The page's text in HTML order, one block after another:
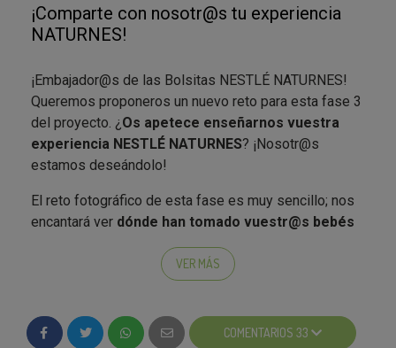
¡Comparte con nosotr@s tu experiencia
NATURNES!
¡Embajador@s de las Bolsitas NESTLÉ NATURNES!
Queremos proponeros un nuevo reto para esta fase 3
del proyecto. ¿ Os apetece enseñarnos vuestra
experiencia NESTLÉ NATURNES? ¡Nosotr@s
estamos deseándolo!
El reto fotográfico de esta fase es muy sencillo; nos
encantará ver dónde han tomado vuestr@s bebés
excursión a la montaña, en casa de los abuelos…
Estamos deseando saberen qué lugares han
NESTLÉ NATURNES . Si todavía no habéis recibido
VER MÁS
COMENTARIOS 33